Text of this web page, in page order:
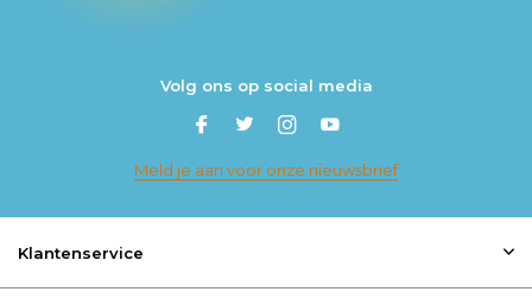
Volg ons op social media
Meld je aan voor onze nieuwsbrief
Klantenservice